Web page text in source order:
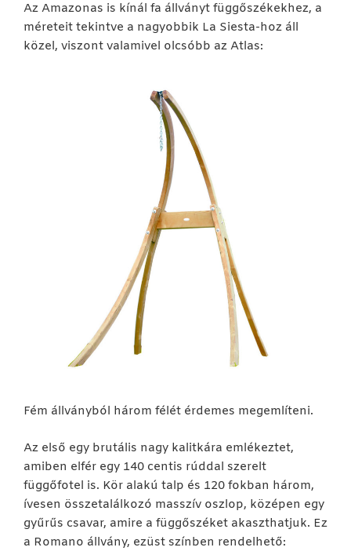
Az Amazonas is kínál fa állványt függőszékekhez, a
méreteit tekintve a nagyobbik La Siesta-hoz áll
közel, viszont valamivel olcsóbb az Atlas:
Fém állványból három félét érdemes megemlíteni.
Az első egy brutális nagy kalitkára emlékeztet,
amiben elfér egy 140 centis rúddal szerelt
függőfotel is. Kör alakú talp és 120 fokban három,
ívesen összetalálkozó masszív oszlop, középen egy
gyűrűs csavar, amire a függőszéket akaszthatjuk. Ez
a Romano állvány, ezüst színben rendelhető: